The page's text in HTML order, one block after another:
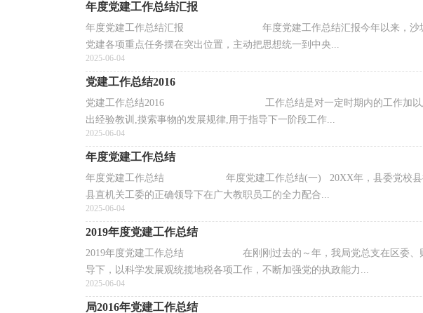
年度党建工作总结汇报
年度党建工作总结汇报 年度党建工作总结汇报今年以来，沙塘镇
党建各项重点任务摆在突出位置，主动把思想统一到中央...
2025-06-04
党建工作总结2016
党建工作总结2016 工作总结是对一定时期内的工作加以总结,
出经验教训,摸索事物的发展规律,用于指导下一阶段工作...
2025-06-04
年度党建工作总结
年度党建工作总结 年度党建工作总结(一) 20XX年，县委党校县行
县直机关工委的正确领导下在广大教职员工的全力配合...
2025-06-04
2019年度党建工作总结
2019年度党建工作总结 在刚刚过去的～年，我局党总支在区委、财
导下，以科学发展观统揽地税各项工作，不断加强党的执政能力...
2025-06-04
局2016年党建工作总结